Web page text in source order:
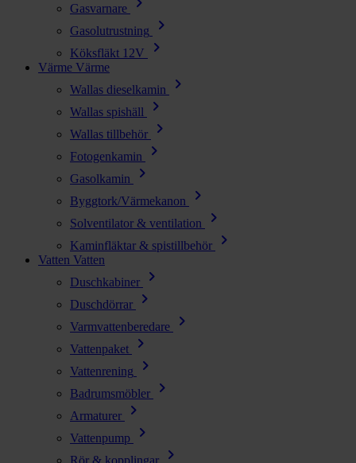
Gasvarnare
Gasolutrustning chevron_right
Köksfläkt 12V chevron_right
Värme Värme
Wallas dieselkamin
chevron_right
Wallas spishäll chevron_right
Wallas tillbehör chevron_right
Fotogenkamin chevron_right
Gasolkamin chevron_right
Byggtork/Värmekanon chevron_right
Solventilator & ventilation chevron_right
Kaminfläktar & spistillbehör chevron_right
Vatten Vatten
Duschkabiner
chevron_right
Duschdörrar chevron_right
Varmvattenberedare chevron_right
Vattenpaket chevron_right
Vattenrening chevron_right
Badrumsmöbler chevron_right
Armaturer chevron_right
Vattenpump chevron_right
Rör & kopplingar chevron_right